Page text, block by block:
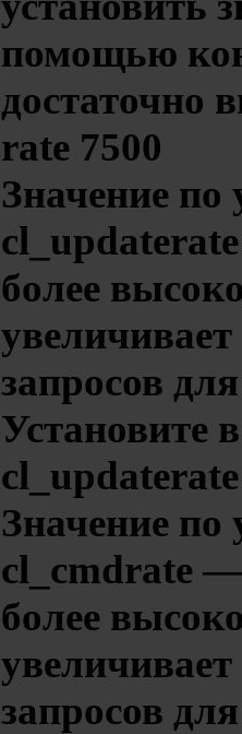
помощью
достаточно
rate 7500
Значение
более
запросов
Установите
Значение
cl_cmdrate —
более
запросов